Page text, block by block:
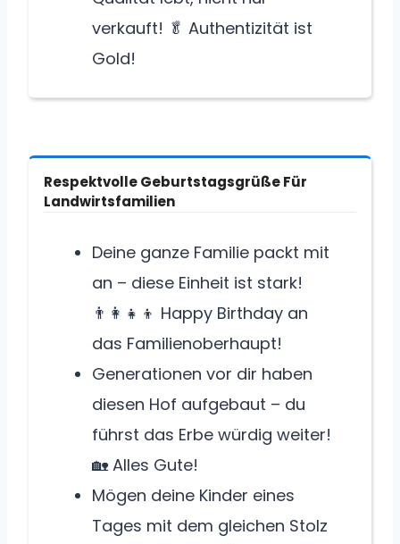
verkauft! 🥬 Authentizität ist
Gold!
Respektvolle Geburtstagsgrüße Für
Landwirtsfamilien
Deine ganze Familie packt mit
an – diese Einheit ist stark!
👨‍👩‍👧‍👦 Happy Birthday an
das Familienoberhaupt!
Generationen vor dir haben
diesen Hof aufgebaut – du
führst das Erbe würdig weiter!
🏡 Alles Gute!
Mögen deine Kinder eines
Tages mit dem gleichen Stolz